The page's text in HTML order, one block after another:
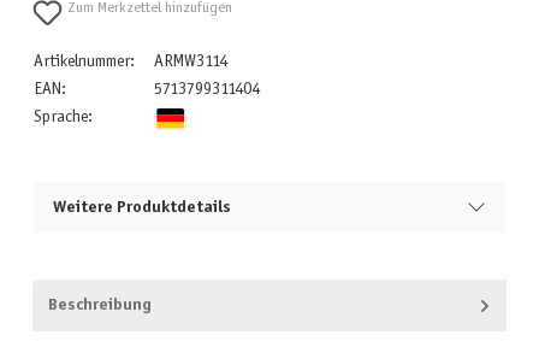
Zum Merkzettel hinzufügen
Artikelnummer:
ARMW3114
EAN:
5713799311404
Sprache:
Weitere Produktdetails
Beschreibung